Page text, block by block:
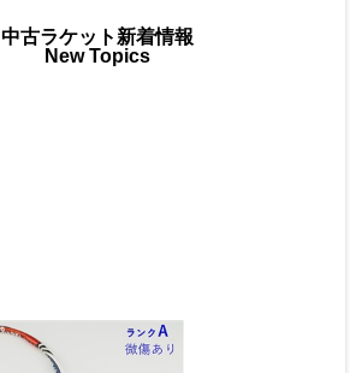
中古ラケット新着情報
New Topics